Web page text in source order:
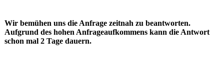
Wir bemühen uns die Anfrage zeitnah zu beantworten.
Aufgrund des hohen Anfrageaufkommens kann die Antwort
schon mal 2 Tage dauern.